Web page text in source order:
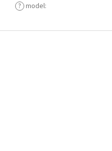
? model: